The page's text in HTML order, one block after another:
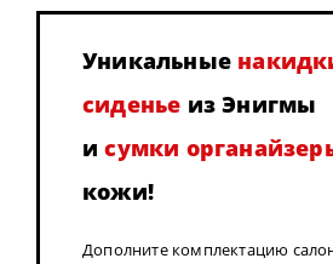
Уникальные
сиденье из Энигмы
исумки
кожи!
Дополните комплектацию